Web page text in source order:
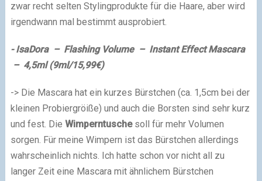
zwar recht selten Stylingprodukte für die Haare, aber wird
irgendwann mal bestimmt ausprobiert.
- IsaDora – Flashing Volume – Instant EffectMascara
– 4,5ml (9ml/15,99€)
-> Die Mascara hat ein kurzes Bürstchen (ca. 1,5cm bei der
kleinen Probiergröiße) und auch die Borsten sind sehr kurz
und fest. Die Wimperntuschesoll für mehr Volumen
sorgen. Für meine Wimpern ist das Bürstchen allerdings
wahrscheinlich nichts. Ich hatte schon vor nicht all zu
langer Zeit eine Mascara mit ähnlichem Bürstchen